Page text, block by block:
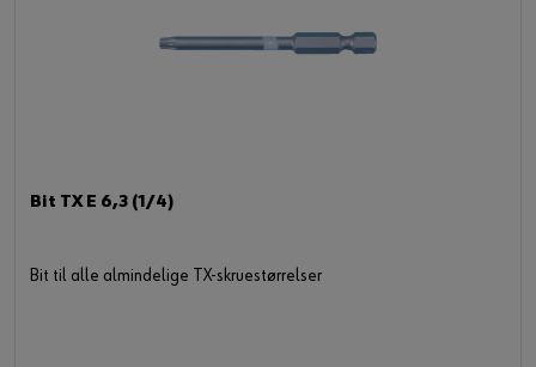
Bit TX E 6,3 (1/4)
Bit til alle almindelige TX-skruestørrelser